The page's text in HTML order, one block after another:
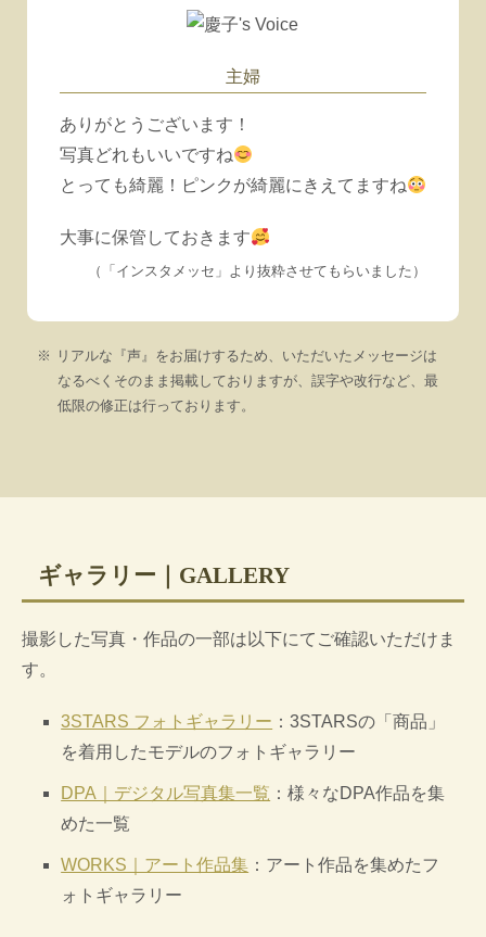
主婦
ありがとうございます！
写真どれもいいですね
とっても綺麗！ピンクが綺麗にきえてますね
大事に保管しておきます
（「インスタメッセ」より抜粋させてもらいました ）
リアルな『声』をお届けするため、いただいたメッセージは
なるべくそのまま掲載しておりますが、誤字や改行など、最
低限の修正は行っております。
ギャラリー｜GALLERY
撮影した写真・作品の一部は以下にてご確認いただけま
す。
3STARS フォトギャラリー ：3STARSの「商品」
を着用したモデルのフォトギャラリー
DPA｜デジタル写真集一覧 ：様々なDPA作品を集
めた一覧
WORKS｜アート作品集 ：アート作品を集めたフ
ォトギャラリー